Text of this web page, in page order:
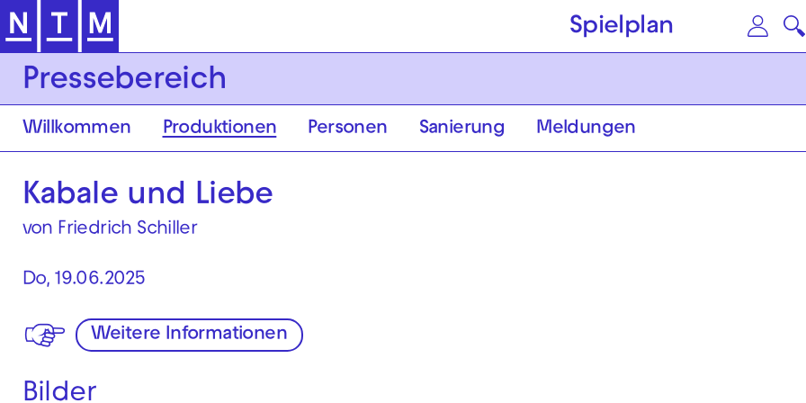
Zur Hauptnavigation springen Zum Hauptinhalt springen
Spielplan
Pressebereich
Willkommen Produktionen Personen Sanierung Meldungen
Kabale und Liebe
von Friedrich Schiller
Do, 19.06.2025
Weitere Informationen
Bilder